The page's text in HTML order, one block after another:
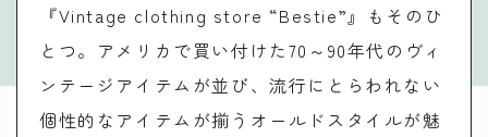
『Vintage clothing store “Bestie”』もそのひ
とつ。アメリカで買い付けた70～90年代のヴィ
ンテージアイテムが並び、流行にとらわれない
個性的なアイテムが揃うオールドスタイルが魅